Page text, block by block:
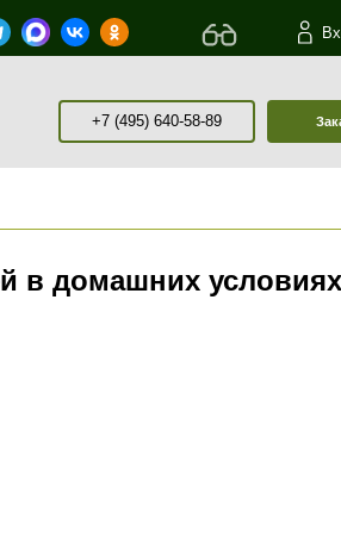
+7 (495) 640-58-89
в домашних условиях